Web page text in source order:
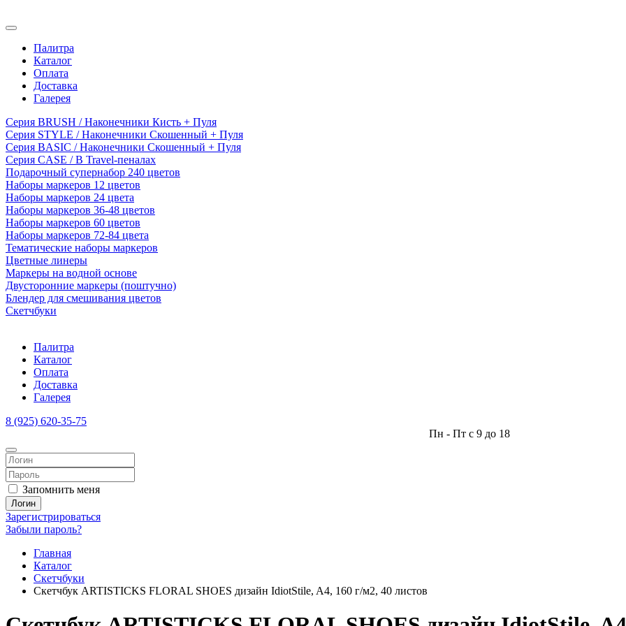
Палитра
Каталог
Оплата
Доставка
Галерея
Серия BRUSH / Наконечники Кисть + Пуля
Серия STYLE / Наконечники Скошенный + Пуля
Серия BASIC / Наконечники Скошенный + Пуля
Серия CASE / В Travel-пеналах
Подарочный супернабор 240 цветов
Наборы маркеров 12 цветов
Наборы маркеров 24 цвета
Наборы маркеров 36-48 цветов
Наборы маркеров 60 цветов
Наборы маркеров 72-84 цвета
Тематические наборы маркеров
Цветные линеры
Маркеры на водной основе
Двусторонние маркеры (поштучно)
Блендер для смешивания цветов
Скетчбуки
Палитра
Каталог
Оплата
Доставка
Галерея
8 (925) 620-35-75
Пн - Пт с 9 до 18
Запомнить меня
Логин
Зарегистрироваться
Забыли пароль?
Главная
Каталог
Скетчбуки
Скетчбук ARTISTICKS FLORAL SHOES дизайн IdiotStile, A4, 160 г/м2, 40 листов